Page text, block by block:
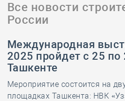
Все новости
России
Международная
2025 пройдет с 25 по
Ташкенте
Мероприятие состоится на
площадках Ташкента: НВК